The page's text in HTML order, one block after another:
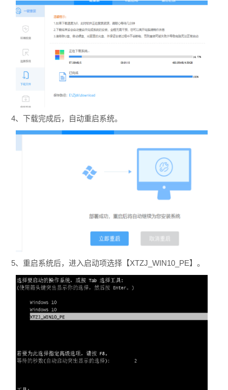
4、下载完成后，自动重启系统。
5、重启系统后，进入启动项选择【XTZJ_WIN10_PE】。